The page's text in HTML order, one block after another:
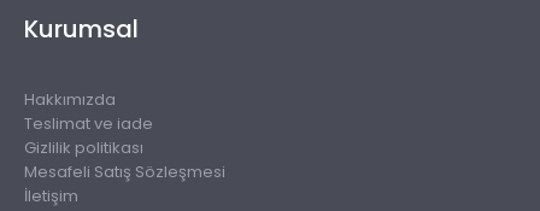
Kurumsal
Hakkımızda
Teslimat ve iade
Gizlilik politikası
Mesafeli Satış Sözleşmesi
İletişim